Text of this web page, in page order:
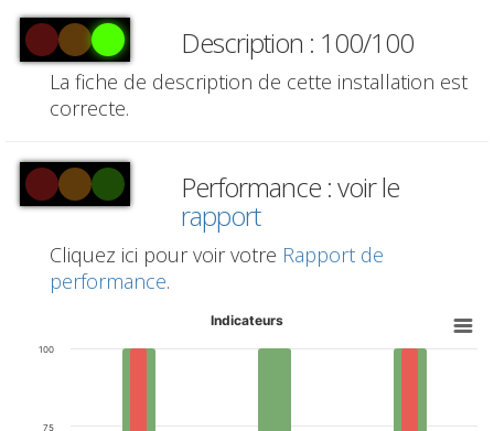
Description : 100/100
La fiche de description de cette installation est
correcte.
Performance : voir le
rapport
Cliquez ici pour voir votre Rapport de
performance.
Indicateurs
75
100